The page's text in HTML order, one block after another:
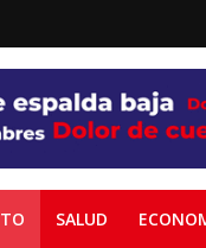
SALUD